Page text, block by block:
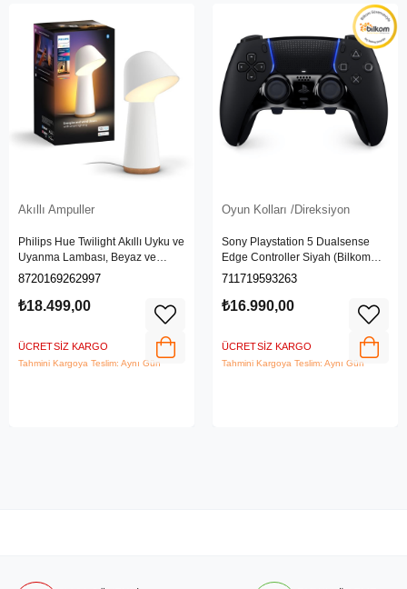
Akıllı Ampuller
Philips Hue Twilight Akıllı Uyku ve
Uyanma Lambası, Beyaz ve
Renkli Işık, Alexa, Apple Home ve
8720169262997
₺18.499,00
ÜCRETSIZ KARGO
Tahmini Kargoya Teslim: Aynı Gün
Oyun Kolları /Direksiyon
Sony Playstation 5 Dualsense
Edge Controller Siyah (Bilkom
Garantili)
711719593263
₺16.990,00
ÜCRETSIZ KARGO
Tahmini Kargoya Teslim: Aynı Gün